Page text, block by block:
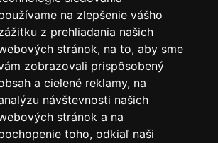
na zlepšenie vášho
z prehliadania našich
stránok, na to, aby sme
zobrazovali prispôsobený
a cielené reklamy, na
návštevnosti našich
stránok a na
toho, odkiaľ naši
BEZPLATNÁ INFOLINKA